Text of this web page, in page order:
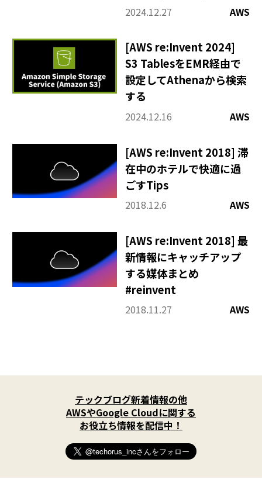
2024.12.27 AWS
[AWS re:Invent 2024]
S3 TablesをEMR経由で
設定してAthenaから検索
する
2024.12.16 AWS
[AWS re:Invent 2018] 滞
在中のホテルで快適に過
ごすTips
2018.12.6 AWS
[AWS re:Invent 2018] 最
新情報にキャッチアップ
する媒体まとめ
#reinvent
2018.11.27 AWS
X
T
w
i
t
t
e
r
)
テックブログ新着情報の他
AWSやGoogle Cloudに関する
お役立ち情報を配信中！